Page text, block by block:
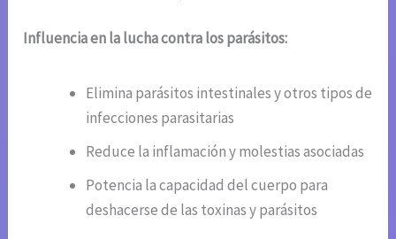
Influencia en la lucha contra los parásitos:
Elimina parásitos intestinales y otros tipos de
infecciones parasitarias
Reduce la inflamación y molestias asociadas
Potencia la capacidad del cuerpo para
deshacerse de las toxinas y parásitos